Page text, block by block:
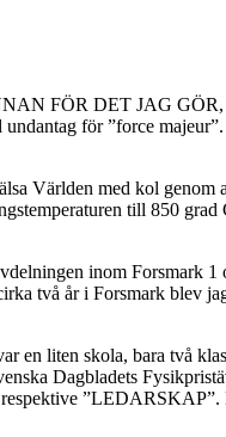
FÖR DET JAG
för ”force
Världen med kol genom
till 850
inom Forsmark
två år i Forsmark blev
en liten skola, bara två
Dagbladets
”LEDARSKAP”.